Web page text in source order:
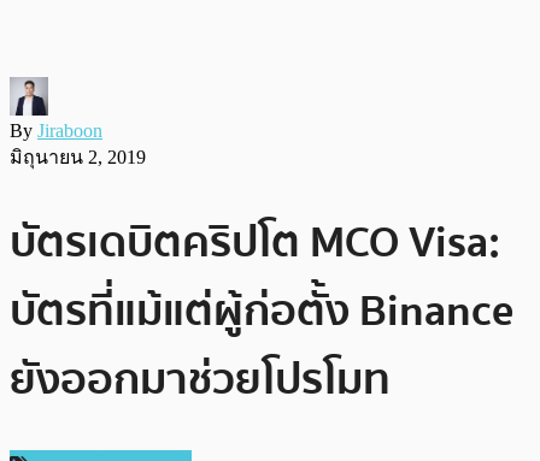
By Jiraboon
มิถุนายน 2, 2019
บัตรเดบิตคริปโต MCO Visa:
บัตรที่แม้แต่ผู้ก่อตั้ง Binance
ยังออกมาช่วยโปรโมท